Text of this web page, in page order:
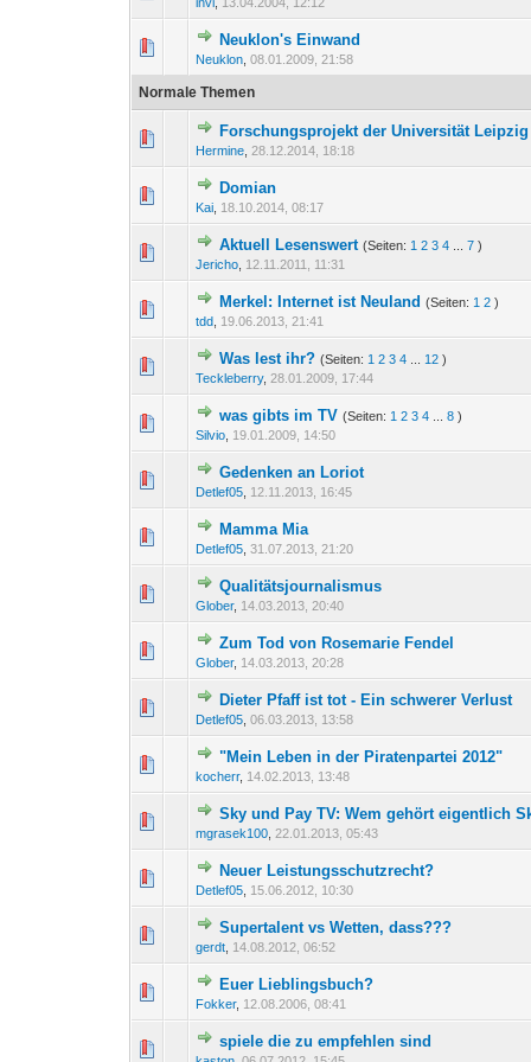
Neuklon's Einwand
Neuklon ,08.01.2009, 21:58
Normale Themen
Forschungsprojekt der Universität Leipzig
Hermine 28.12.2014, 18:18
0 Bewertung(en) - 0 1
Domian
Kai 18.10.2014, 08:17
Aktuell Lesenswert (Seiten: 1 2 3 4 ...7 )
Jericho 12.11.2011, 11:31
0 Bewertung(en) - 0
Merkel: Internet ist Neuland (Seiten: 1 2 )
tdd 19.06.2013, 21:41
0 Bewertung(en) - 0
Was lest ihr? (Seiten: 1 2 3 4 12 )
Teckleberry, 28.01.2009, 17:44
0 Bewertung(en) - 0
was gibts im TV (Seiten: 1 2 3 4 ...8 )
Silvio 19.01.2009, 14:50
0 Bewertung(en) - 0
Gedenken an Loriot
Detlef05 12.11.2013, 16:45
Mamma Mia
Detlef05 ,31.07.2013, 21:20
Qualitätsjournalismus
Glober, 14.03.2013, 20:40
0 Bewertung(en) - 0
Zum Tod von Rosemarie Fendel
Glober, 14.03.2013, 20:28
0 Bewertung(en) - 0
Dieter Pfaff ist tot - Ein schwerer Verlust
Detlef05 ,06.03.2013, 13:58
0 Bewertung(en) - 0
"Mein Leben in der Piratenpartei 2012"
kocherr, 14.02.2013, 13:48
0 Bewertung(en) - 0
Sky und Pay TV: Wem gehört eigentlich
mgrasek100 22.01.2013, 05:43
0 Bewertung(en) - 0 1
Neuer Leistungsschutzrecht?
Detlef05 15.06.2012, 10:30
0 Bewertung(en) - 0
Supertalent vs Wetten, dass???
gerdt 14.08.2012, 06:52
0 Bewertung(en) - 0
Euer Lieblingsbuch?
Fokker, 12.08.2006, 08:41
0 Bewertung(en) - 0
spiele die zu empfehlen sind0 Bewertung(en) - 0